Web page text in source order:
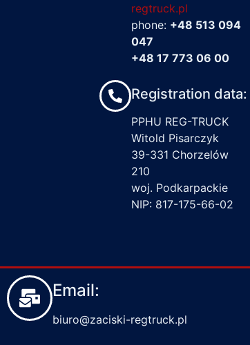
regtruck.pl
phone: +48 513 094
047
+48 17 773 06 00
Registration data:
PPHU REG-TRUCK
Witold Pisarczyk
39-331 Chorzelów
210
woj. Podkarpackie
NIP: 817-175-66-02
Email:
biuro@zaciski-regtruck.pl